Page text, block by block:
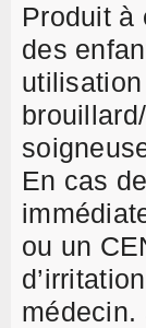
Produit à
des
En cas
ou un
médecin.